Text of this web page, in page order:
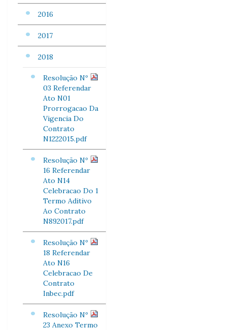
2016
2017
2018
Resolução Nº
03 Referendar
Ato N01
Prorrogacao Da
Vigencia Do
Contrato
N1222015.pdf
Resolução Nº
16 Referendar
Ato N14
Celebracao Do 1
Termo Aditivo
Ao Contrato
N892017.pdf
Resolução Nº
18 Referendar
Ato N16
Celebracao De
Contrato
Inbec.pdf
Resolução Nº
23 Anexo Termo